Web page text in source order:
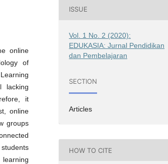
online
of
lacking
it
online
groups
ISSUE
Vol. 1 No. 2 (2020):
EDUKASIA: Jurnal Pendidikan
dan Pembelajaran
SECTION
Articles
HOW TO CITE